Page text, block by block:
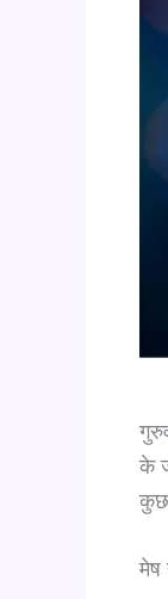
के
कुछ
मेष